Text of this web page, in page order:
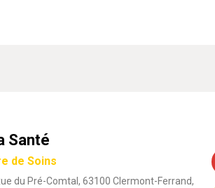
Santé
de Soins
du Pré-Comtal, 63100 Clermont-Ferrand,